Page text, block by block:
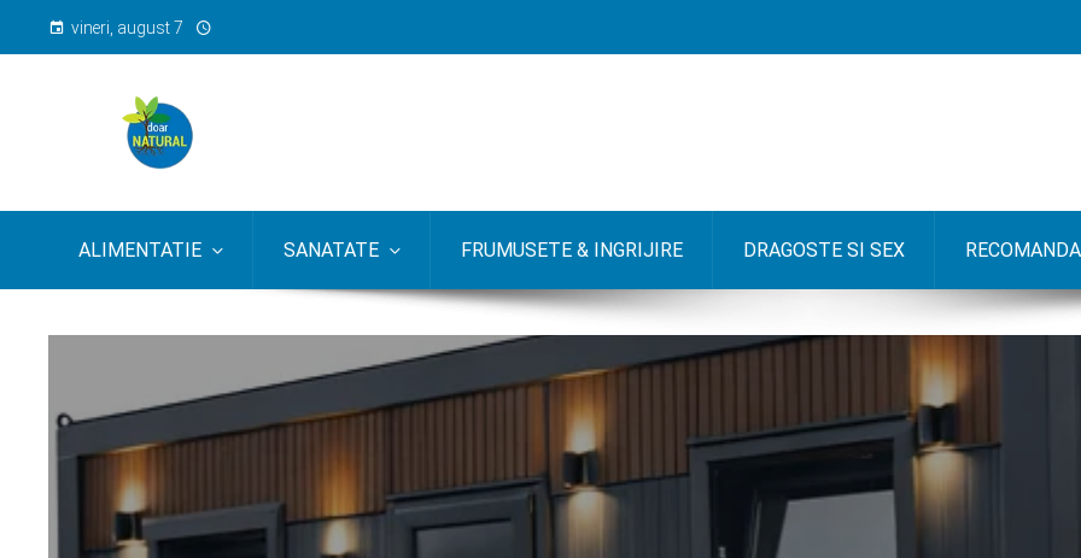
vineri, august 7
ALIMENTATIE SANATATE FRUMUSETE & INGRIJIRE DRAGOSTE SI SEX